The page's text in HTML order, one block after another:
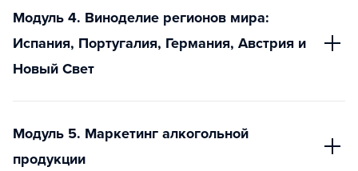
Модуль 4. Виноделие регионов мира:
Испания, Португалия, Германия, Австрия и
Новый Свет
Модуль 5. Маркетинг алкогольной
продукции